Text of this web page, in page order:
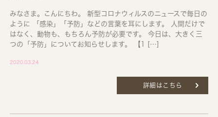
みなさま。こんにちわ。 新型コロナウィルスのニュースで毎日の
ように 「感染」「予防」などの言葉を耳にします。 人間だけで
はなく、動物も、もちろん予防が必要です。 今日は、大きく三
つの「予防」についてお知らせします。 【1 […]
2020.03.24
詳細はこちら